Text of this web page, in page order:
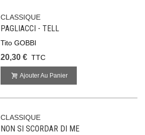
CLASSIQUE
PAGLIACCI - TELL
Tito GOBBI
20,30 € TTC
Ajouter Au Panier
CLASSIQUE
NON SI SCORDAR DI ME